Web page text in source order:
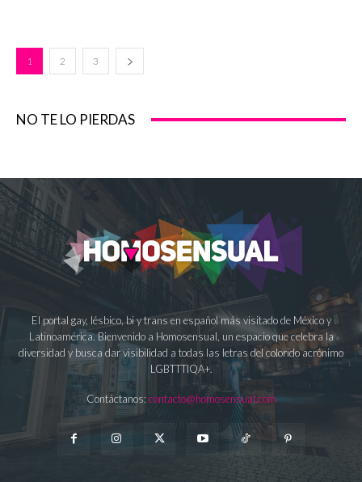
1 2 3
NO TE LO PIERDAS
El portal gay, lésbico, bi y trans en español más visitado de México y
Latinoamérica. Bienvenido a Homosensual, un espacio que celebra la
diversidad y busca dar visibilidad a todas las letras del colorido acrónimo
LGBTTTIQA+.
Contáctanos: contacto@homosensual.com